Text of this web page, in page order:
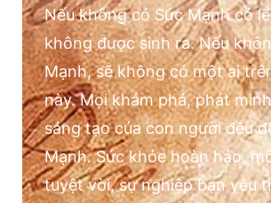
Nếu không có Sức Mạnh có
không được sinh ra. Nếu
Mạnh, sẽ không có một ai
này. Mọi khám phá, phát
sáng tạo của con người đều
Mạnh. Sức khỏe hoàn hảo,
tuyệt vời, sự nghiệp bạn yêu